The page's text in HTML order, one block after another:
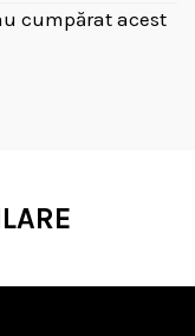
cumpărat acest